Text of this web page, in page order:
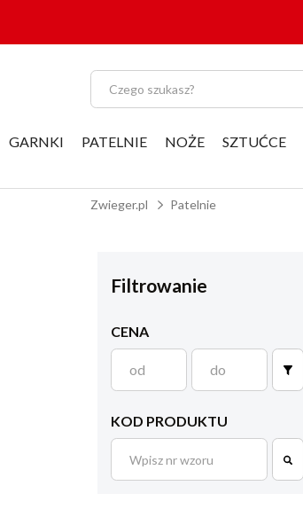
GARNKI PATELNIE NOŻE SZTUĆCE
Zwieger.pl Patelnie
Filtrowanie
CENA
KOD PRODUKTU